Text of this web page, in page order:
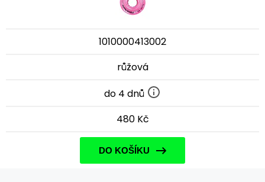
1010000413002
růžová
do 4 dnů
480 Kč
DO KOŠÍKU